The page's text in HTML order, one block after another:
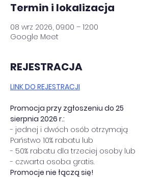
Termin i lokalizacja
08 wrz 2026, 09:00 – 12:00
Google Meet
REJESTRACJA
LINK DO REJESTRACJI
Promocja przy zgłoszeniu do 25
sierpnia 2026 r.:
- jednej i dwóch osób otrzymają
Państwo 10% rabatu lub
- 50% rabatu dla trzeciej osoby lub
- czwarta osoba gratis.
Promocje nie łączą się!